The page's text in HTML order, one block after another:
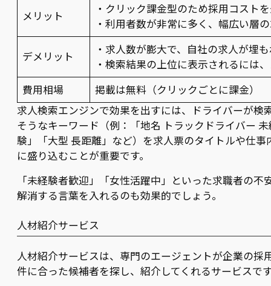
メリット
・クリック課金型のため採用コスト
・利用者数が非常に多く、幅広い層
デメリット
・求人数が膨大で、自社の求人が埋
・検索結果の上位に表示されるには
費用相場
掲載は無料（クリックごとに課金）
求人検索エンジンで効果を出すには、ドライバーが検
そうなキーワード（例：「地名 トラックドライバー
験」「大型 長距離」など）を求人票のタイトルや仕事
に盛り込むことが重要です。
「未経験者歓迎」「女性活躍中」といった求職者の不
解消する言葉を入れるのも効果的でしょう。
人材紹介サービス
人材紹介サービスは、専門のエージェントが企業の採
件に合った候補者を探し、紹介してくれるサービスで